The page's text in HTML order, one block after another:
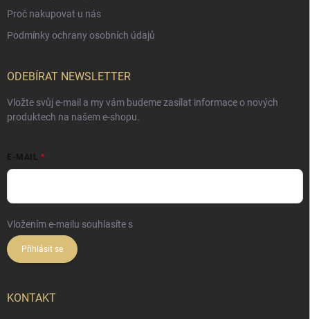
Proč nakupovat u nás
Podmínky ochrany osobních údajů
ODEBÍRAT NEWSLETTER
Vložte svůj e-mail a my vám budeme zasílat informace o nových
produktech na našem e-shopu.
E-MAIL
Vložením e-mailu souhlasíte s
Přihlásit se
KONTAKT